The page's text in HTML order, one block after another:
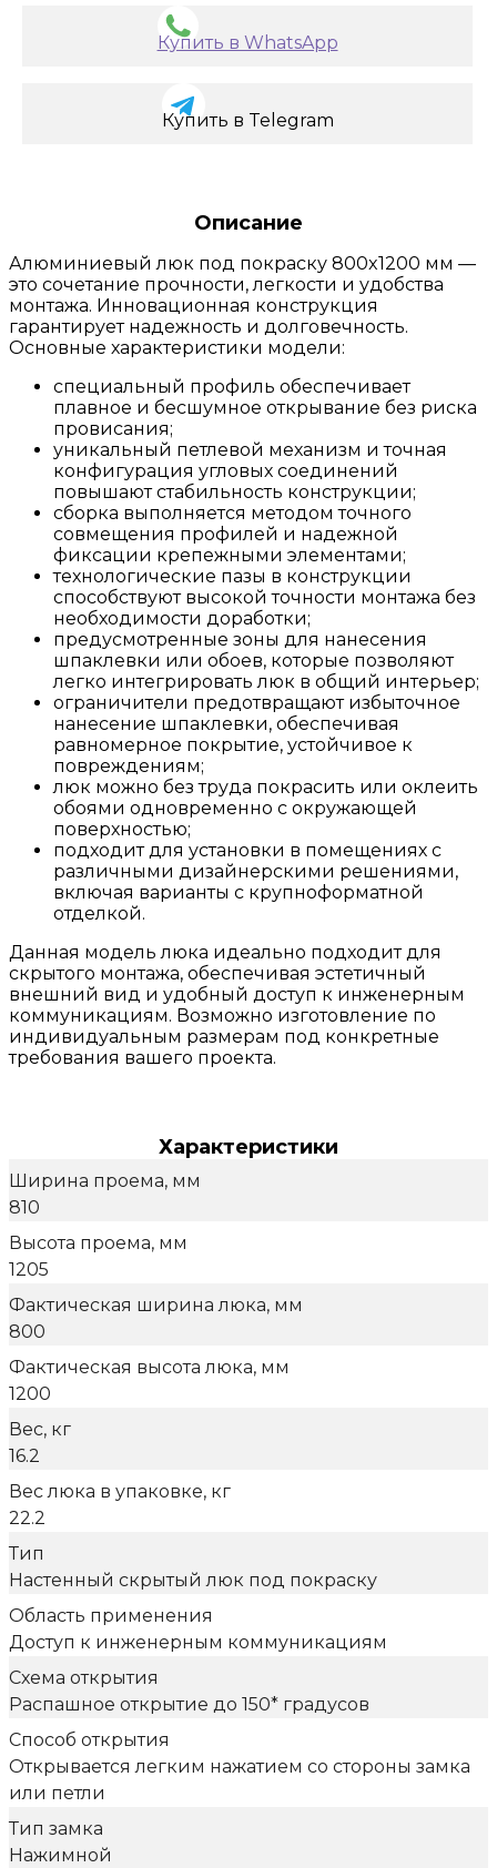
Купить в WhatsApp
Купить в Telegram
Описание
Алюминиевый люк под покраску 800x1200 мм —
это сочетание прочности, легкости и удобства
монтажа. Инновационная конструкция
гарантирует надежность и долговечность.
Основные характеристики модели:
специальный профиль обеспечивает
плавное и бесшумное открывание без риска
провисания;
уникальный петлевой механизм и точная
конфигурация угловых соединений
повышают стабильность конструкции;
сборка выполняется методом точного
совмещения профилей и надежной
фиксации крепежными элементами;
технологические пазы в конструкции
способствуют высокой точности монтажа без
необходимости доработки;
предусмотренные зоны для нанесения
шпаклевки или обоев, которые позволяют
легко интегрировать люк в общий интерьер;
ограничители предотвращают избыточное
нанесение шпаклевки, обеспечивая
равномерное покрытие, устойчивое к
повреждениям;
люк можно без труда покрасить или оклеить
обоями одновременно с окружающей
поверхностью;
подходит для установки в помещениях с
различными дизайнерскими решениями,
включая варианты с крупноформатной
отделкой.
Данная модель люка идеально подходит для
скрытого монтажа, обеспечивая эстетичный
внешний вид и удобный доступ к инженерным
коммуникациям. Возможно изготовление по
индивидуальным размерам под конкретные
требования вашего проекта.
Характеристики
Ширина проема, мм
810
Высота проема, мм
1205
Фактическая ширина люка, мм
800
Фактическая высота люка, мм
1200
Вес, кг
16.2
Вес люка в упаковке, кг
22.2
Тип
Настенный скрытый люк под покраску
Область применения
Доступ к инженерным коммуникациям
Схема открытия
Распашное открытие до 150* градусов
Способ открытия
Открывается легким нажатием со стороны замка
или петли
Тип замка
Нажимной